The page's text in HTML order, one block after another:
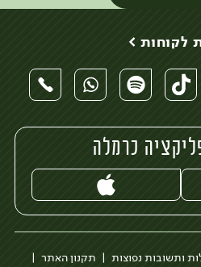
לקוחות >
כרמלה
ותשובות נפוצות
תקנון האתר